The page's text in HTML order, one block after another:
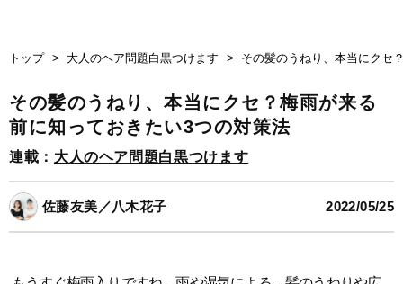
トップ 大人のヘア問題白黒つけます その髪のうねり、本当にクセ
その髪のうねり、本当にクセ？梅雨が来る
前に知っておきたい3つの対策法
連載： 大人のヘア問題白黒つけます
佐藤友美／八木花子 2022/05/25